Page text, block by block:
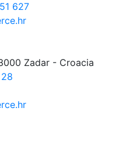
627
Zadar - Croacia